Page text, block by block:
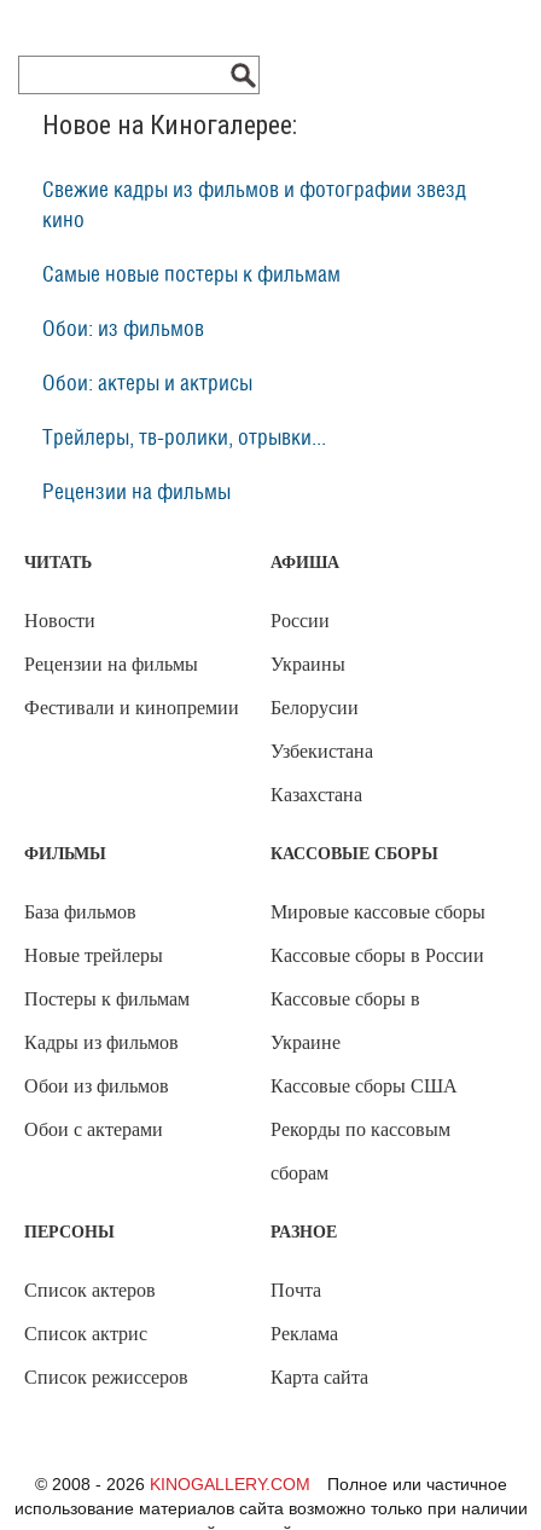
Новое на Киногалерее:
Свежие кадры из фильмов и фотографии звезд
кино
Самые новые постеры к фильмам
Обои: из фильмов
Обои: актеры и актрисы
Трейлеры, тв-ролики, отрывки...
Рецензии на фильмы
ЧИТАТЬ
Новости
Рецензии на фильмы
Фестивали и кинопремии
АФИША
России
Украины
Белорусии
Узбекистана
Казахстана
ФИЛЬМЫ
База фильмов
Новые трейлеры
Постеры к фильмам
Кадры из фильмов
Обои из фильмов
Обои с актерами
КАССОВЫЕ СБОРЫ
Мировые кассовые сборы
Кассовые сборы в России
Кассовые сборы в
Украине
Кассовые сборы США
Рекорды по кассовым
сборам
ПЕРСОНЫ
Список актеров
Список актрис
Список режиссеров
РАЗНОЕ
Почта
Реклама
Карта сайта
© 2008 - 2026 KINOGALLERY.COM
Полное или частичное
использование материалов сайта возможно только при наличии